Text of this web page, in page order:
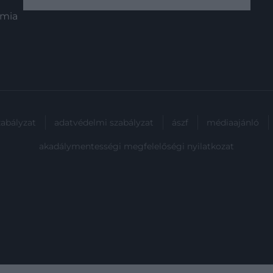
adatvédelmi szabályzat ászf médiaajánló
akadálymentességi megfelelőségi nyilatkozat